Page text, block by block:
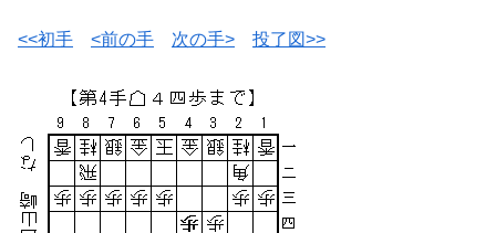
<<初手 <前の手 次の手> 投了図>>